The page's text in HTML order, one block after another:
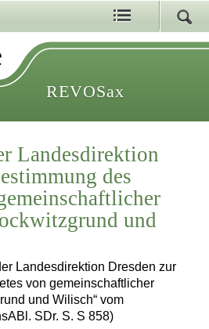
REVOSax
Landesdirektion
des
und
Landesdirektion Dresden zur
von gemeinschaftlicher
und Wilisch“ vom
SDr. S. S 858)